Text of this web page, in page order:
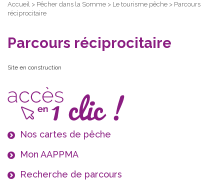
Accueil > Pêcher dans la Somme > Le tourisme pêche > Parcours
réciprocitaire
Parcours réciprocitaire
Site en construction
Nos cartes de pêche
Mon AAPPMA
Recherche de parcours